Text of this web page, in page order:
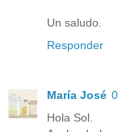
Un saludo.
Responder
María José
Hola Sol.